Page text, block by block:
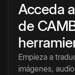
Acceda
de
Empieza a
imágenes,